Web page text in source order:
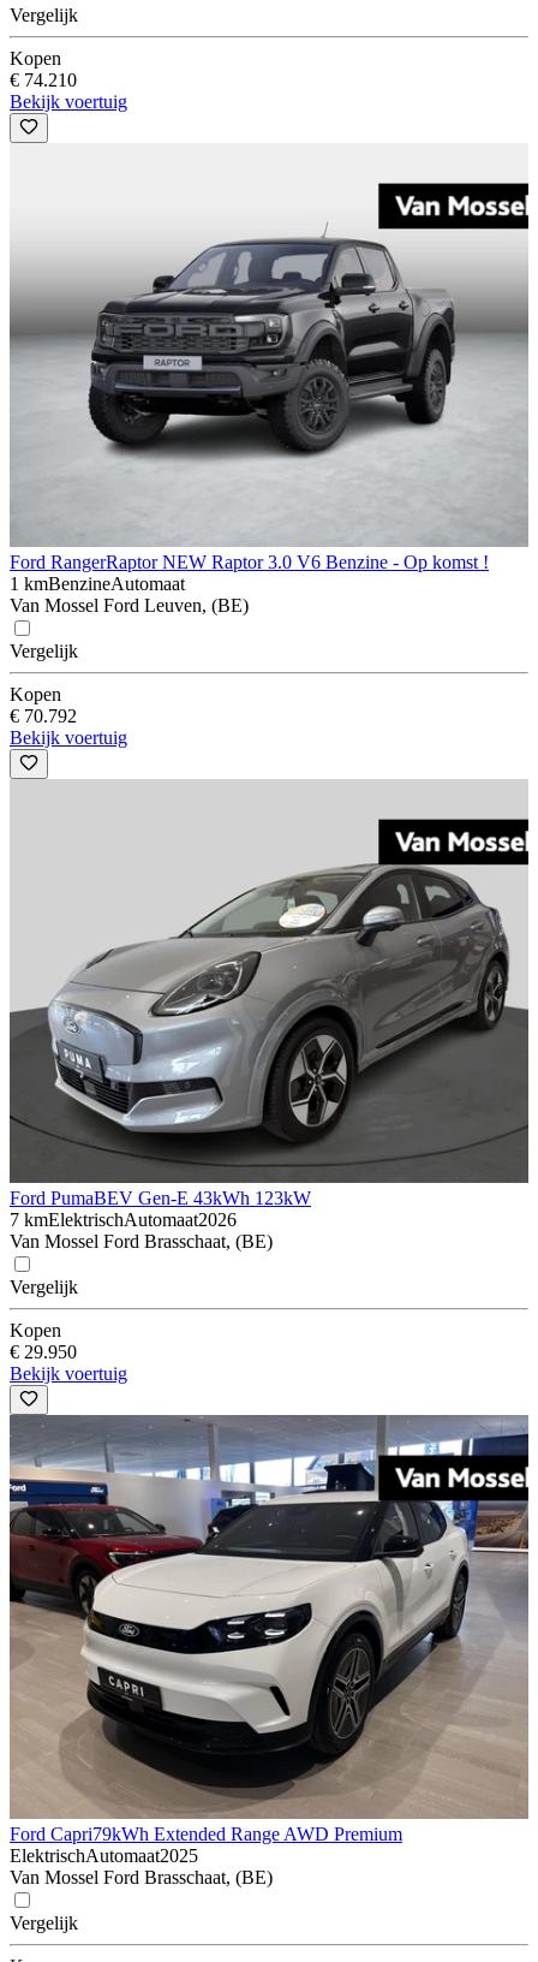
Vergelijk
Kopen
€ 74.210
Bekijk voertuig
Ford RangerRaptor NEW Raptor 3.0 V6 Benzine - Op komst !
1 kmBenzineAutomaat
Van Mossel Ford Leuven, (BE)
Vergelijk
Kopen
€ 70.792
Bekijk voertuig
Ford PumaBEV Gen-E 43kWh 123kW
7 kmElektrischAutomaat2026
Van Mossel Ford Brasschaat, (BE)
Vergelijk
Kopen
€ 29.950
Bekijk voertuig
Ford Capri79kWh Extended Range AWD Premium
ElektrischAutomaat2025
Van Mossel Ford Brasschaat, (BE)
Vergelijk